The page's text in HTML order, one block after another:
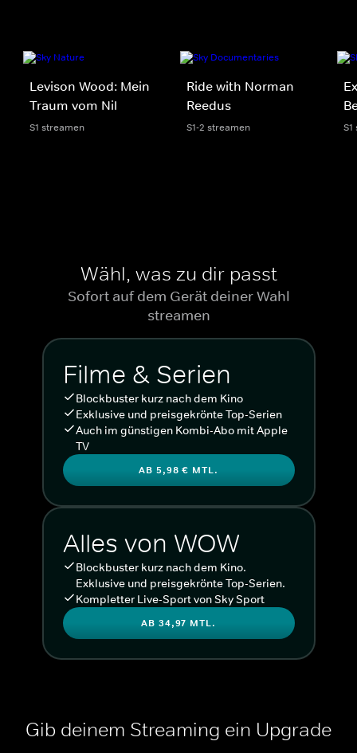
Levison Wood: Mein
Traum vom Nil
S1 streamen
Ride with Norman
Reedus
S1-2 streamen
Wähl, was zu dir passt
Sofort auf dem Gerät deiner Wahl
streamen
Filme & Serien
Blockbuster kurz nach dem Kino
Exklusive und preisgekrönte Top-Serien
Auch im günstigen Kombi-Abo mit Apple
TV
AB 5,98 € MTL.
Alles von WOW
Blockbuster kurz nach dem Kino.
Exklusive und preisgekrönte Top-Serien.
Kompletter Live-Sport von Sky Sport
AB 34,97 MTL.
Gib deinem Streaming ein Upgrade